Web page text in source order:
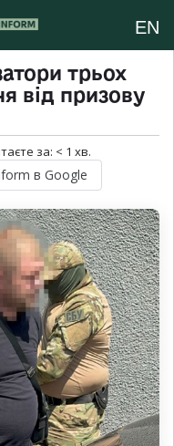
EN
трьох
від призову
за: < 1 хв.
в Google